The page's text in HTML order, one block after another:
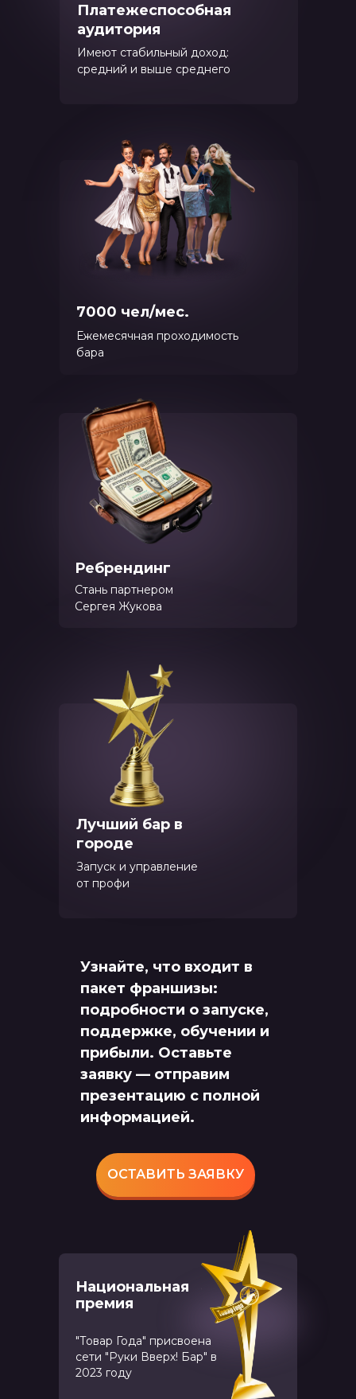
Узнайте, что входит в
пакет франшизы:
подробности о запуске,
поддержке, обучении и
прибыли. Оставьте
заявку — отправим
презентацию с полной
информацией.
Лучший бар в
городе
Запуск и управление
от профи
Ребрендинг
Стань партнером
Сергея Жукова
7000 чел/мес.
Ежемесячная проходимость
бара
Платежеспособная
аудитория
Имеют стабильный доход:
средний и выше среднего
ОСТАВИТЬ ЗАЯВКУ
Национальная
премия
"Товар Года" присвоена
сети "Руки Вверх! Бар" в
2023 году